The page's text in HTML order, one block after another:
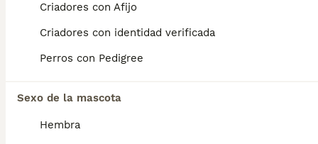
Criadores con Afijo
Criadores con identidad verificada
Perros con Pedigree
Sexo de la mascota
Hembra
El coste medio de un cachorro de Akita Inu
en España es de aproximadamente 717€,
aunque los precios pueden variar según
factores como el pedigrí, la reputación del
¿Es un Akita un buen perro